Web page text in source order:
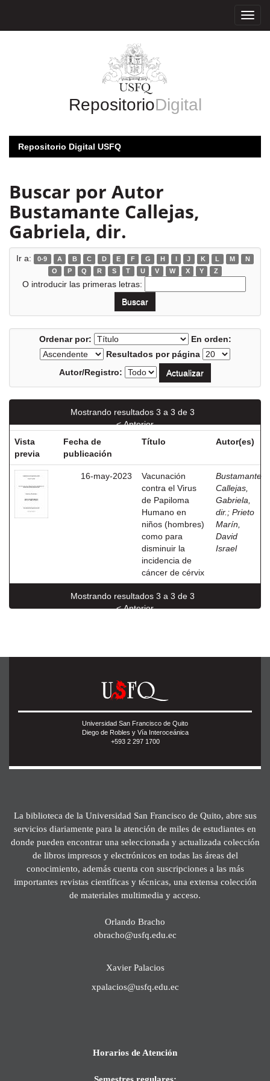
RepositorioDigital
Repositorio Digital USFQ
Buscar por Autor
Bustamante Callejas,
Gabriela, dir.
Ir a: 0-9 A B C D E F G H I J K L M
N
O
P Q R S T U V W X Y Z
O introducir las primeras letras:
Ordenar por:
En orden:
Resultados por página
Autor/Registro:
Mostrando resultados 3 a 3 de 3
< Anterior
Vista
previa
Fecha de
publicación
Título Autor(es)
16-may-2023
Vacunación
contra el Virus
de Papiloma
Humano en
niños (hombres)
como para
disminuir la
incidencia de
cáncer de cérvix
Bustamante
Callejas,
Gabriela,
dir. ; Prieto
Marín,
David
Israel
Mostrando resultados 3 a 3 de 3
< Anterior
Universidad San Francisco de Quito
Diego de Robles y Vía Interoceánica
+593 2 297 1700
La biblioteca de la Universidad San Francisco de Quito, abre sus
servicios diariamente para la atención de miles de estudiantes en
donde pueden encontrar una seleccionada y actualizada colección
de libros impresos y electrónicos en todas las áreas del
conocimiento, además cuenta con suscripciones a las más
importantes revistas científicas y técnicas, una extensa colección
de materiales multimedia y acceso.
Orlando Bracho
obracho@usfq.edu.ec
Xavier Palacios
xpalacios@usfq.edu.ec
Horarios de Atención
Semestres regulares: